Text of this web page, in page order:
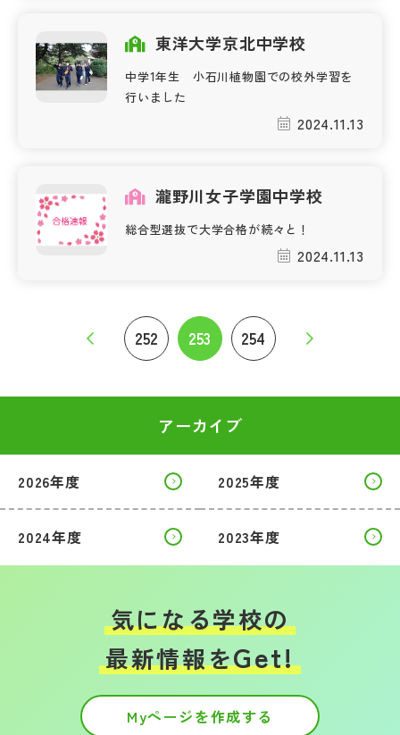
東洋大学京北中学校
中学1年生 小石川植物園での校外学習を
行いました
2024.11.13
瀧野川女子学園中学校
総合型選抜で大学合格が続々と！
2024.11.13
252 253 254
アーカイブ
2026年度 2025年度
2024年度 2023年度
気になる学校の
最新情報をGet!
Myページを作成する